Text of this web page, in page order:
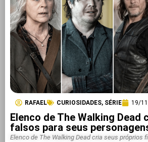
RAFAEL CURIOSIDADES, SÉRIE 19/
Elenco de The Walking Dead
falsos para seus
Elenco de The Walking Dead cria seus próprios